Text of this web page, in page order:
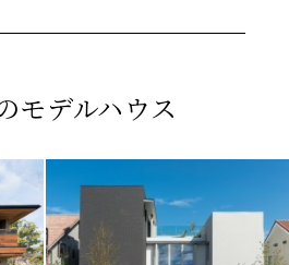
モデルハウス